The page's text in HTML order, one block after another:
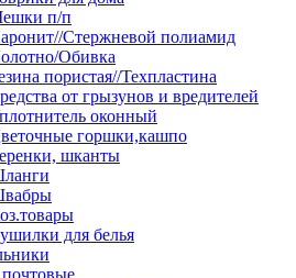
п/п
Стержневой полиамид
Обивка
пористая//Техпластина
от грызунов и вредителей
оконный
горшки,кашпо
шканты
для белья